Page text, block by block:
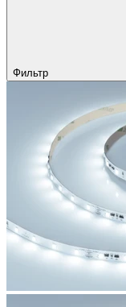
Фильтр